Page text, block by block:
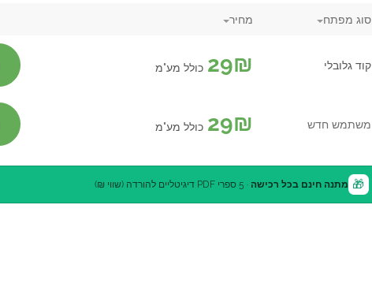
סוג מפתח מחיר
קוד גלובלי 29₪ כולל מע"מ
משתמש חדש 29₪ כולל מע"מ
🎁 מתנה חינם בכל רכישה · 5 ספרי PDF דיגיטליים להורדה (שווי ₪)